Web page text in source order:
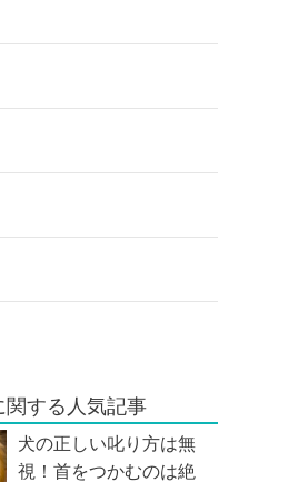
関する人気記事
犬の正しい叱り方は無
視！首をつかむのは絶